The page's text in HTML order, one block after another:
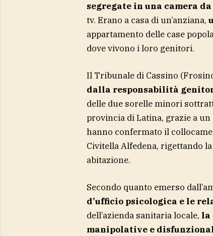
segregate in una camera
tv. Erano a casa di un’anziana,
appartamento delle case
dove vivono i loro genitori.
Il Tribunale di Cassino
dalla responsabilità
delle due sorelle minori
provincia di Latina, grazie a
hanno confermato il
Civitella Alfedena, rigettando
abitazione.
Secondo quanto emerso
d’ufficio psicologica e le
dell’azienda sanitaria locale, la
manipolative e